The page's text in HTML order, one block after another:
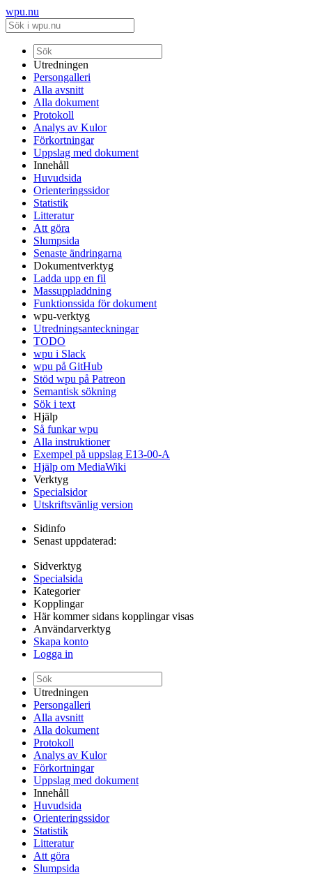
wpu.nu
Utredningen
Persongalleri
Alla avsnitt
Alla dokument
Protokoll
Analys av Kulor
Förkortningar
Uppslag med dokument
Innehåll
Huvudsida
Orienteringssidor
Statistik
Litteratur
Att göra
Slumpsida
Senaste ändringarna
Dokumentverktyg
Ladda upp en fil
Massuppladdning
Funktionssida för dokument
wpu-verktyg
Utredningsanteckningar
TODO
wpu i Slack
wpu på GitHub
Stöd wpu på Patreon
Semantisk sökning
Sök i text
Hjälp
Så funkar wpu
Alla instruktioner
Exempel på uppslag E13-00-A
Hjälp om MediaWiki
Verktyg
Specialsidor
Utskriftsvänlig version
Sidinfo
Senast uppdaterad:
Sidverktyg
Specialsida
Kategorier
Kopplingar
Här kommer sidans kopplingar visas
Användarverktyg
Skapa konto
Logga in
Utredningen
Persongalleri
Alla avsnitt
Alla dokument
Protokoll
Analys av Kulor
Förkortningar
Uppslag med dokument
Innehåll
Huvudsida
Orienteringssidor
Statistik
Litteratur
Att göra
Slumpsida